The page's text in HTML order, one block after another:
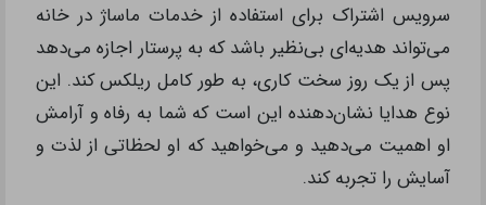
سرویس اشتراک برای استفاده از خدمات ماساژ در خانه
می‌تواند هدیه‌ای بی‌نظیر باشد که به پرستار اجازه می‌دهد
پس از یک روز سخت کاری، به طور کامل ریلکس کند. این
نوع هدایا نشان‌دهنده این است که شما به رفاه و آرامش
او اهمیت می‌دهید و می‌خواهید که او لحظاتی از لذت و
آسایش را تجربه کند.